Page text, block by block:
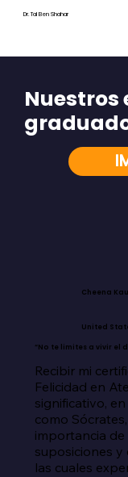
Nuestros
Cheena
United
“No te limites a vivir el
Recibir mi
Felicidad en
significativo,
como
importancia
suposiciones y
las cuales
Dr. Tal Ben Shahar